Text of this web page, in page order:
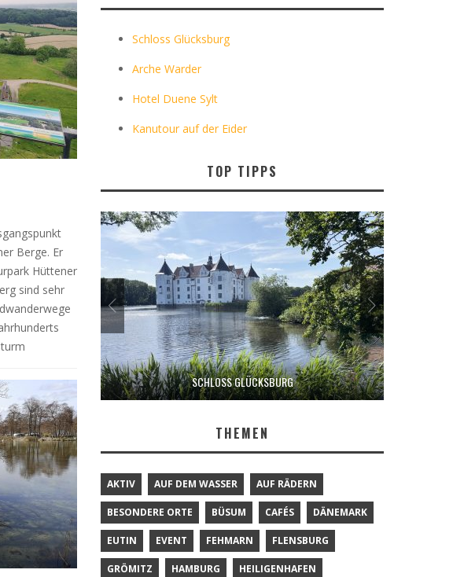
Berge. Er
Hüttener
sind sehr
Schloss Glücksburg
Arche Warder
Hotel Duene Sylt
Kanutour auf der Eider
TOP TIPPS
SCHLOSS GLÜCKSBURG
THEMEN
AKTIV AUF DEM WASSER AUF RÄDERN
BESONDERE ORTE BÜSUM CAFÉS DÄNEMARK
EUTIN EVENT FEHMARN FLENSBURG
GRÖMITZ HAMBURG HEILIGENHAFEN